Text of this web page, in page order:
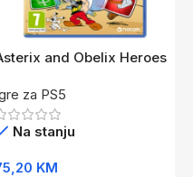
and Obelix Heroes
za PS5
Na stanju
KM